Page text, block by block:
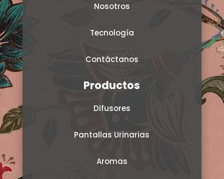
Nosotros
Tecnología
Contáctanos
Productos
Difusores
Pantallas Urinarias
Aromas